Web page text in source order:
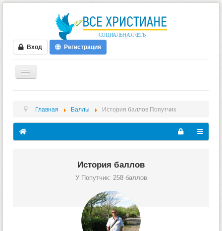
Вход Регистрация
ФОРУМ
ВИДЕО
Главная Баллы История баллов Попутчик
История баллов
У Попутчик: 258 баллов